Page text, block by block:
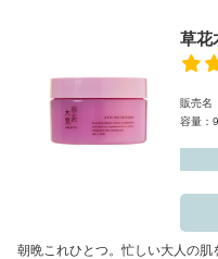
草花
販売
容量：
朝晩これひとつ。忙しい大人の